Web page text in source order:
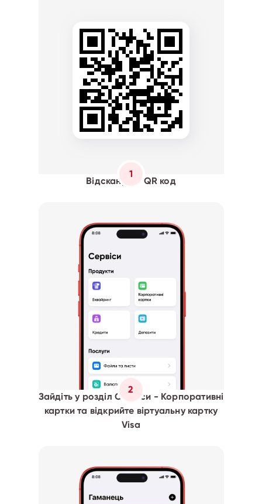
1
Відскануйте QR код
2
Зайдіть у розділ Сервіси - Корпоративні
картки та відкрийте віртуальну картку
Visa